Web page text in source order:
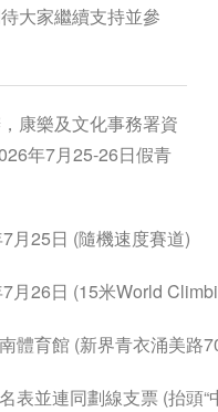
大家繼續支持並參
康樂及文化事務署資
年7月25-26日假青
月25日 (隨機速度賽道)
月26日 (15米World
體育館 (新界青衣涌美路
表並連同劃線支票 (抬頭